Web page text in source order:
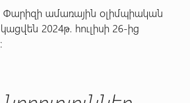
Փարիզի ամառային օլիմպիական
2024թ. հուլիսի 26-ից